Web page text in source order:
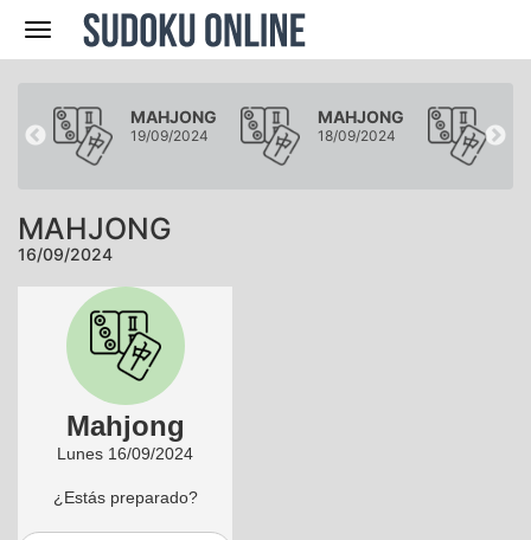
Navegación
MAHJONG
19/09/2024
MAHJONG
18/09/2024
MAHJONG
16/09/2024
Mahjong
Lunes 16/09/2024
¿Estás preparado?